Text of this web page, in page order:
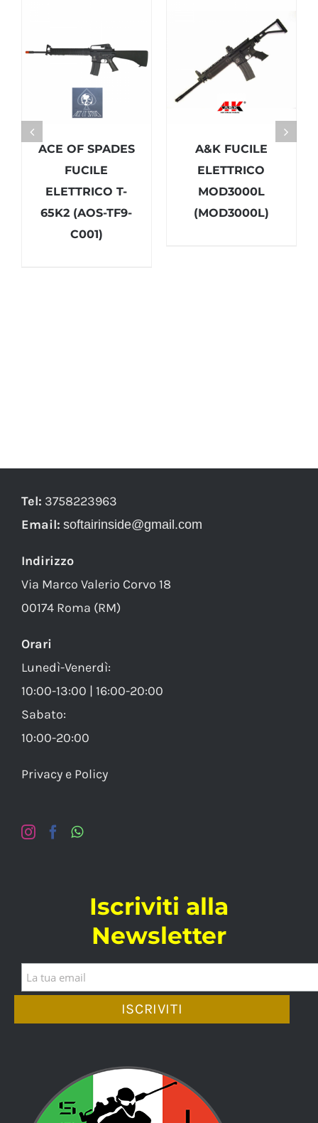
ACE OF SPADES
FUCILE
ELETTRICO T-
65K2 (AOS-TF9-
C001)
A&K FUCILE
ELETTRICO
MOD3000L
(MOD3000L)
Tel: 3758223963
Email: softairinside@gmail.com
Indirizzo
Via Marco Valerio Corvo 18
00174 Roma (RM)
Orari
Lunedì-Venerdì:
10:00-13:00 | 16:00-20:00
Sabato:
10:00-20:00
Privacy e Policy
Iscriviti alla
Newsletter